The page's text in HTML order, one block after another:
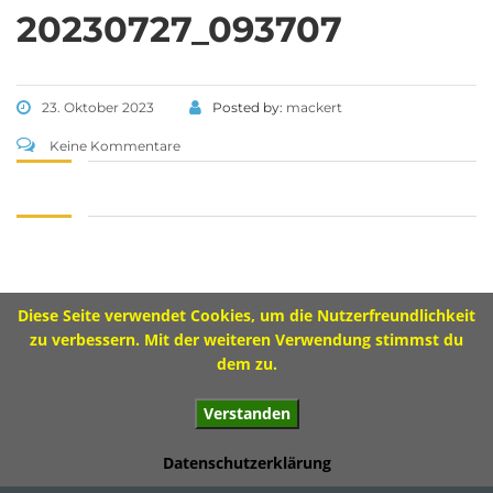
20230727_093707
23. Oktober 2023 Posted by: mackert
Keine Kommentare
Tel 09571 – 2082
Fax 09571 – 755870
Sekretariat
Montag 8.00 – 12.00 Uhr
Dienstag 10.00 – 13.00 Uhr
Impressum
© 2017 Ivo-Hennemann-Grundschule Bad Staffelstein
Diese Seite verwendet Cookies, um die Nutzerfreundlichkeit
zu verbessern. Mit der weiteren Verwendung stimmst du
dem zu.
Verstanden
Datenschutzerklärung